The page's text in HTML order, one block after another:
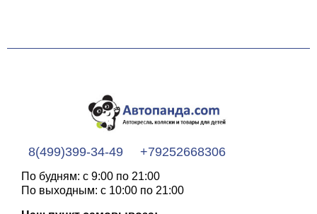
8(499)399-34-49 +79252668306
По будням: с 9:00 по 21:00
По выходным: с 10:00 по 21:00